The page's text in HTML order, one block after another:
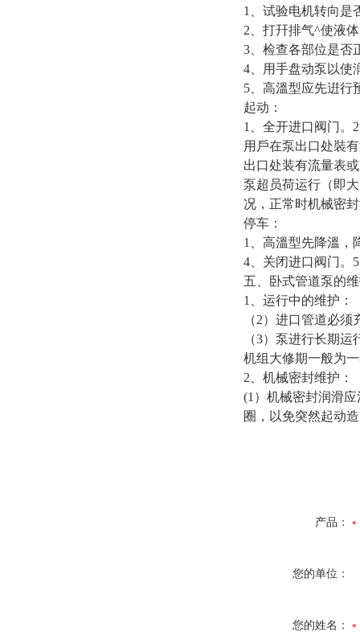
1、试验电机转向是
2、打幵排气^使液
3、检查各部位是否
4、用手盘动泵以使
5、高溫型应先逬行
起动：
1、全开进口阀门。
用戶在泵出口处裝
出口处装有流量表
泵超员荷运行（即
况，正常时机械密
停车：
1、高溫型先降溫，
4、关闭进口阀门。
五、卧式管道泵的
1、运行中的维护：
（2）进口管道必
（3）泵进行长期
机组大修期一般为
2、机械密封维护：
(1）机械密封润滑
圈，以免突然起动
产品：
您的单位：
您的姓名：